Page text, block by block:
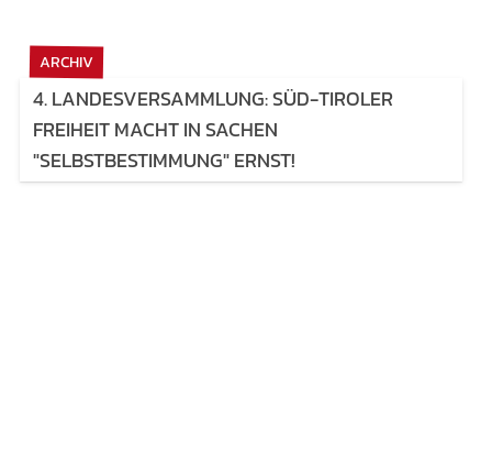
ARCHIV
4. LANDESVERSAMMLUNG: SÜD-TIROLER
FREIHEIT MACHT IN SACHEN
"SELBSTBESTIMMUNG" ERNST!